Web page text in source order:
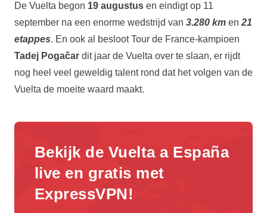
De Vuelta begon 19 augustusen eindigt op 11
september na een enorme wedstrijd van 3.280 km en21
etappes. En ook al besloot Tour de France-kampioen
Tadej Pogačardit jaar de Vuelta over te slaan, er rijdt
nog heel veel geweldig talent rond dat het volgen van de
Vuelta de moeite waard maakt.
Bekijk de Vuelta a España
live en gratis met
ExpressVPN!